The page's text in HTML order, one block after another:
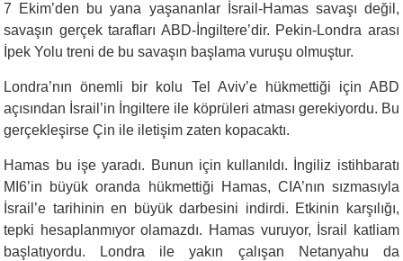
7 Ekim’den bu yana yaşananlar İsrail-Hamas savaşı değil,
savaşın gerçek tarafları ABD-İngiltere’dir. Pekin-Londra arası
İpek Yolu treni de bu savaşın başlama vuruşu olmuştur.
Londra’nın önemli bir kolu Tel Aviv’e hükmettiği için ABD
açısından İsrail’in İngiltere ile köprüleri atması gerekiyordu. Bu
gerçekleşirse Çin ile iletişim zaten kopacaktı.
Hamas bu işe yaradı. Bunun için kullanıldı. İngiliz istihbaratı
MI6’in büyük oranda hükmettiği Hamas, CIA’nın sızmasıyla
İsrail’e tarihinin en büyük darbesini indirdi. Etkinin karşılığı,
tepki hesaplanmıyor olamazdı. Hamas vuruyor, İsrail katliam
başlatıyordu. Londra ile yakın çalışan Netanyahu da